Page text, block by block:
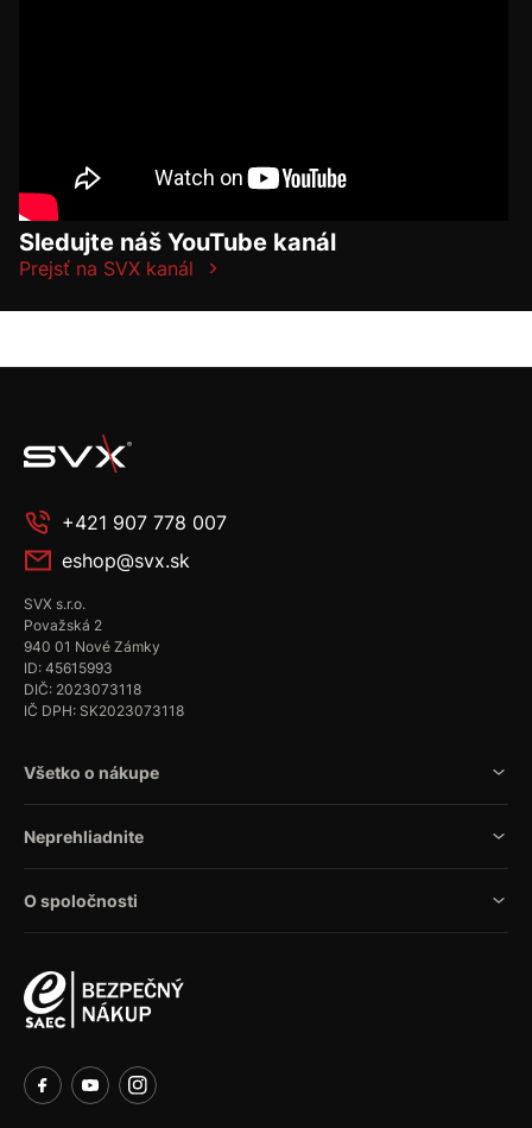
Sledujte náš YouTube kanál
Prejsť na SVX kanál
+421 907 778 007
eshop@svx.sk
SVX s.r.o.
Považská 2
940 01 Nové Zámky
ID: 45615993
DIČ: 2023073118
IČ DPH: SK2023073118
Všetko o nákupe
Neprehliadnite
O spoločnosti